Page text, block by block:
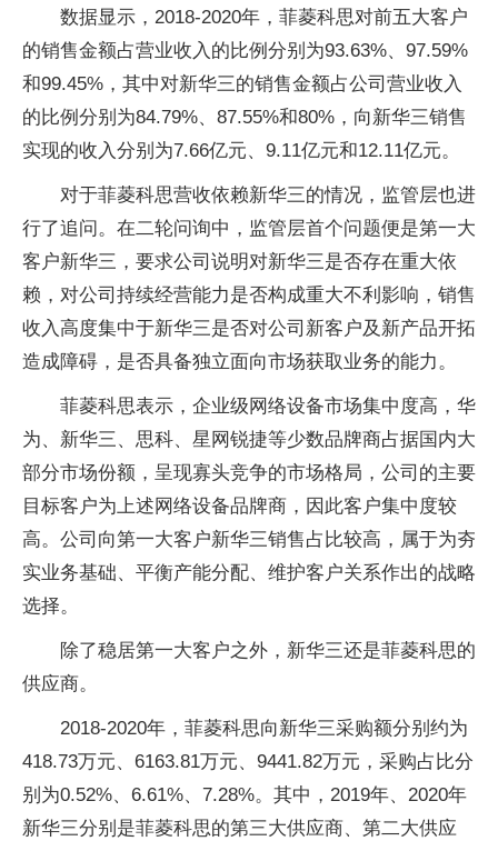
数据显示，2018-2020年，菲菱科思对前五大客户
的销售金额占营业收入的比例分别为93.63%、97.59%
和99.45%，其中对新华三的销售金额占公司营业收入
的比例分别为84.79%、87.55%和80%，向新华三销售
实现的收入分别为7.66亿元、9.11亿元和12.11亿元。
对于菲菱科思营收依赖新华三的情况，监管层也进
行了追问。在二轮问询中，监管层首个问题便是第一大
客户新华三，要求公司说明对新华三是否存在重大依
赖，对公司持续经营能力是否构成重大不利影响，销售
收入高度集中于新华三是否对公司新客户及新产品开拓
造成障碍，是否具备独立面向市场获取业务的能力。
菲菱科思表示，企业级网络设备市场集中度高，华
为、新华三、思科、星网锐捷等少数品牌商占据国内大
部分市场份额，呈现寡头竞争的市场格局，公司的主要
目标客户为上述网络设备品牌商，因此客户集中度较
高。公司向第一大客户新华三销售占比较高，属于为夯
实业务基础、平衡产能分配、维护客户关系作出的战略
选择。
除了稳居第一大客户之外，新华三还是菲菱科思的
供应商。
2018-2020年，菲菱科思向新华三采购额分别约为
418.73万元、6163.81万元、9441.82万元，采购占比分
别为0.52%、6.61%、7.28%。其中，2019年、2020年
新华三分别是菲菱科思的第三大供应商、第二大供应